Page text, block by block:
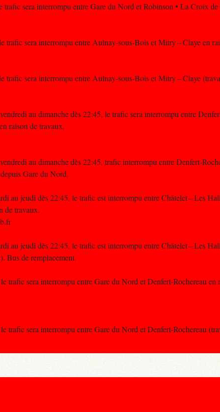
trafic sera interrompu entre Gare du Nord et Robinson • La Croix
trafic sera interrompu entre Aulnay-sous-Bois et Mitry – Claye en
trafic sera interrompu entre Aulnay-sous-Bois et Mitry – Claye
au dimanche dès 22:45, le trafic sera interrompu entre
raison de travaux.
au dimanche dès 22:45, trafic interrompu entre Denfert-
Gare du Nord.
au jeudi dès 22:45, le trafic est interrompu entre Châtelet – Les
de travaux.
au jeudi dès 22:45, le trafic est interrompu entre Châtelet – Les
Bus de remplacement.
trafic sera interrompu entre Gare du Nord et Denfert-Rochereau en
trafic sera interrompu entre Gare du Nord et Denfert-Rochereau